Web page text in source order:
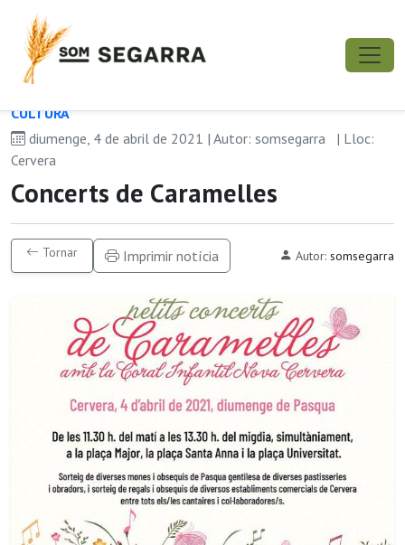
CULTURA
diumenge, 4 de abril de 2021 | Autor: somsegarra
| Lloc:
Cervera
Concerts de Caramelles
Tornar Imprimir notícia Autor: somsegarra